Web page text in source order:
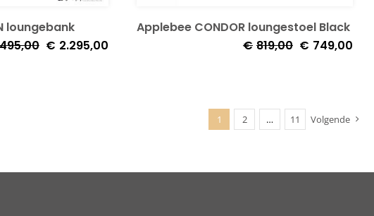
loungebank
Oorspronkelijke
€ 2.295,00Huidige
Applebee CONDOR loungestoel Black
€ 819,00 € 749,00
1 2 … 11 Volgende